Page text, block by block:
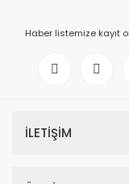
Haber listemize kayıt
İLETİŞİM